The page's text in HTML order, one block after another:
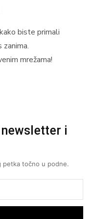
biste primali
zanima.
mrežama!
i
petka točno u podne.